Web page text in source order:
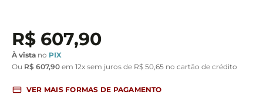
R$ 607,90
À vista no PIX
Ou R$ 607,90 em 12x sem juros de R$ 50 65 no cartão de crédito
VER MAIS FORMAS DE PAGAMENTO